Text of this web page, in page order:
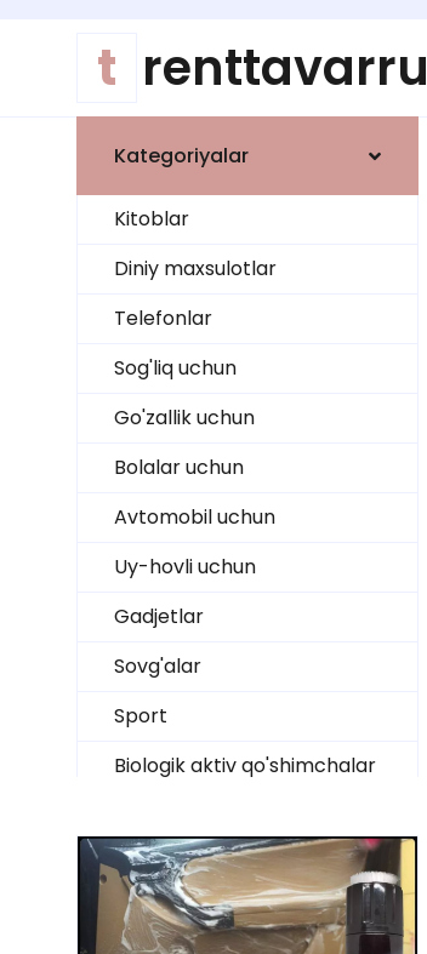
t renttavarru
Kategoriyalar
Kitoblar
Diniy maxsulotlar
Telefonlar
Sog'liq uchun
Go'zallik uchun
Bolalar uchun
Avtomobil uchun
Uy-hovli uchun
Gadjetlar
Sovg'alar
Sport
Biologik aktiv qo'shimchalar